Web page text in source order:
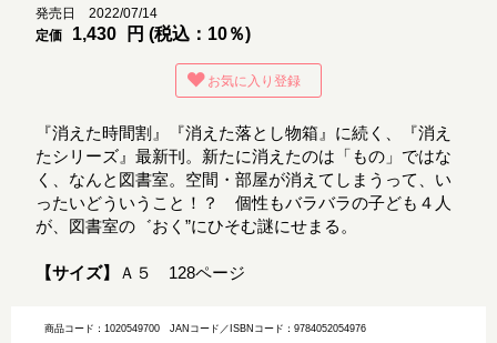
発売日 2022/07/14
定価
1,430 円 (税込：10％)
お気に入り登録
『消えた時間割』『消えた落とし物箱』に続く、『消え
たシリーズ』最新刊。新たに消えたのは「もの」ではな
く、なんと図書室。空間・部屋が消えてしまうって、い
ったいどういうこと！？ 個性もバラバラの子ども４人
が、図書室の゛おく”にひそむ謎にせまる。
【サイズ】 Ａ５ 128ページ
商品コード：1020549700JANコード／ISBNコード：9784052054976